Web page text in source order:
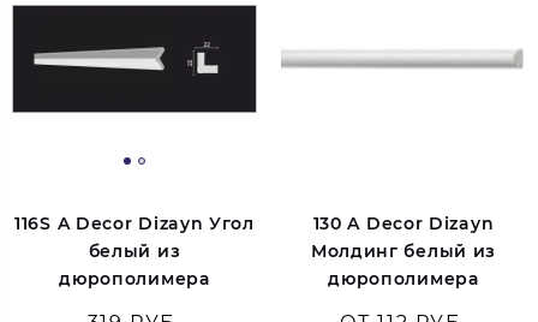
116S A Decor Dizayn Угол
белый из
дюрополимера
130 A Decor Dizayn
Молдинг белый из
дюрополимера